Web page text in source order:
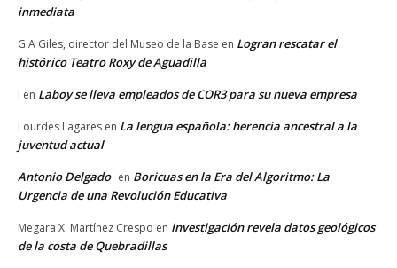
inmediata
G A Giles, director del Museo de la Base en Logran rescatar el
histórico Teatro Roxy de Aguadilla
I en Laboy se lleva empleados de COR3 para su nueva empresa
Lourdes Lagares en La lengua española: herencia ancestral a la
juventud actual
Antonio Delgado en Boricuas en la Era del Algoritmo: La
Urgencia de una Revolución Educativa
Megara X. Martínez Crespo en Investigación revela datos geológicos
de la costa de Quebradillas